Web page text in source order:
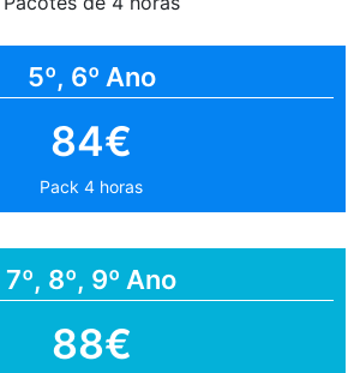
5º, 6º Ano
84€
Pack 4 horas
7º, 8º, 9º Ano
88€